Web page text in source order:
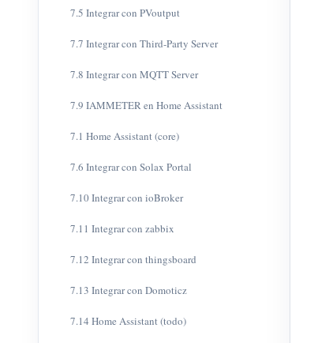
7.5 Integrar con PVoutput
7.7 Integrar con Third-Party Server
7.8 Integrar con MQTT Server
7.9 IAMMETER en Home Assistant
7.1 Home Assistant (core)
7.6 Integrar con Solax Portal
7.10 Integrar con ioBroker
7.11 Integrar con zabbix
7.12 Integrar con thingsboard
7.13 Integrar con Domoticz
7.14 Home Assistant (todo)